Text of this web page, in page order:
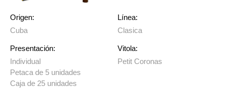
Origen:
Cuba
Presentación:
Individual
Petaca de 5 unidades
Caja de 25 unidades
Línea:
Clasica
Vitola:
Petit Coronas